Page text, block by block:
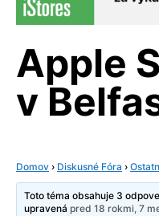
Apple
v
Domov › Diskusné Fóra ›
Toto téma obsahuje 3
upravenápred 18 rokmi, 7